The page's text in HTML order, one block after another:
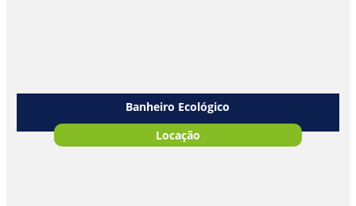
Banheiro Ecológico
Locação